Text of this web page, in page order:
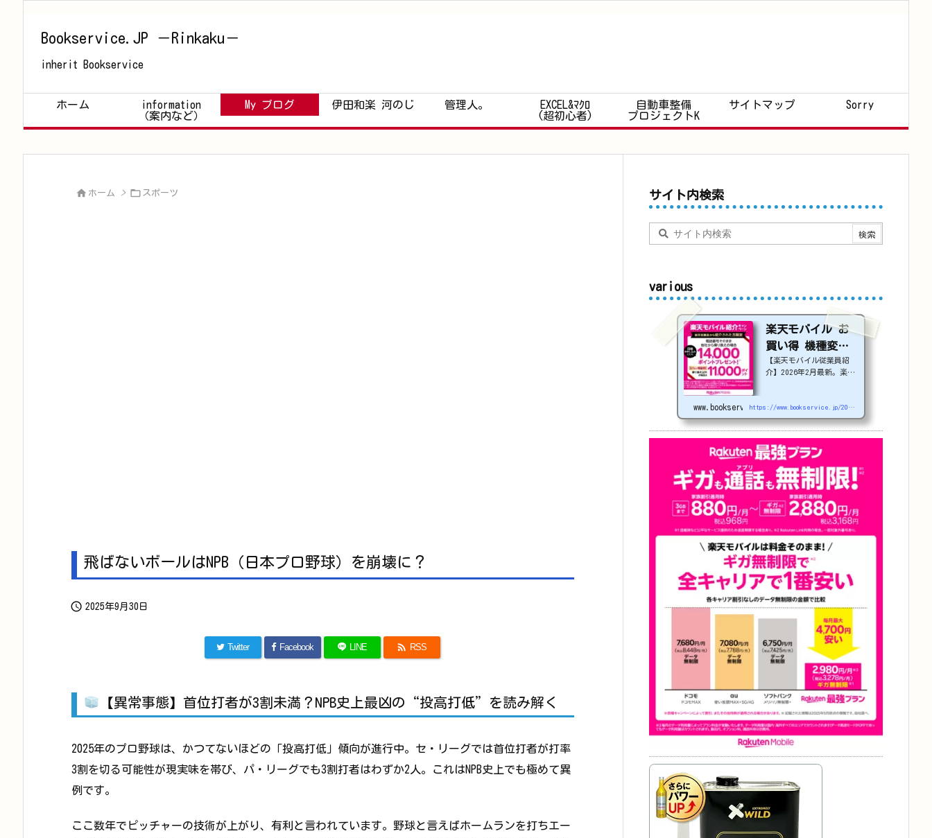
Bookservice.JP －Rinkaku－
inherit Bookservice
ホーム
information
（案内など）
My ブログ 伊田和楽 河のじ 管理人。
EXCEL&ﾏｸﾛ
(超初心者)
自動車整備
プロジェクトK
サイトマップ Sorry
 ホーム >  スポーツ
飛ばないボールはNPB（日本プロ野球）を崩壊に？
 2025年9月30日
Twitter Facebook LINE  RSS
【異常事態】首位打者が3割未満？NPB史上最凶の“投高打低”を読み解く
2025年のプロ野球は、かつてないほどの「投高打低」傾向が進行中。セ・リーグでは首位打者が打率
3割を切る可能性が現実味を帯び、パ・リーグでも3割打者はわずか2人。これはNPB史上でも極めて異
例です。
ここ数年でピッチャーの技術が上がり、有利と言われています。野球と言えばホームランを打ちエー
サイト内検索
various
楽天モバイル お
買い得 機種変更
or 社員紹介 2026
年4月更新
【楽天モバイル従業員紹
介】2026年2月最新。楽天
円割引になる、nubia S2
Rなどのお得な対象機種を
紹介します。
22000
円引き機種、続々登場！
OPPO A5 5G
追加（2026/3）
nubia S2R (ZTE)
1円
Samsung
Galaxy A25 5G
円
OPPO A3 5G
arrow
s We2
1円
arrows We2 Plus
円
値下げ（2026/3/
AQUOS sense9
3,900円
Phone (3a)
128GB
24,900～(値下
げ)
※iphoneは楽天モバ
イルサイトからご...
www.bookservice.jp https://www.bookservice.jp/2025/07/06/post-48181